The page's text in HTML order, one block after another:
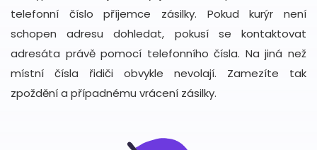
telefonní číslo příjemce zásilky. Pokud kurýr není
schopen adresu dohledat, pokusí se kontaktovat
adresáta právě pomocí telefonního čísla. Na jiná než
místní čísla řidiči obvykle nevolají. Zamezíte tak
zpoždění a případnému vrácení zásilky.